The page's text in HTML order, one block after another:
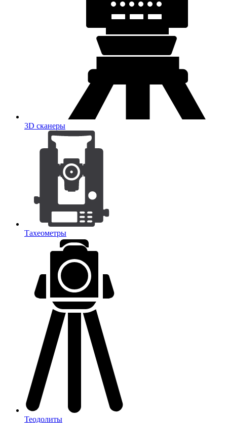
3D сканеры
Тахеометры
Теодолиты